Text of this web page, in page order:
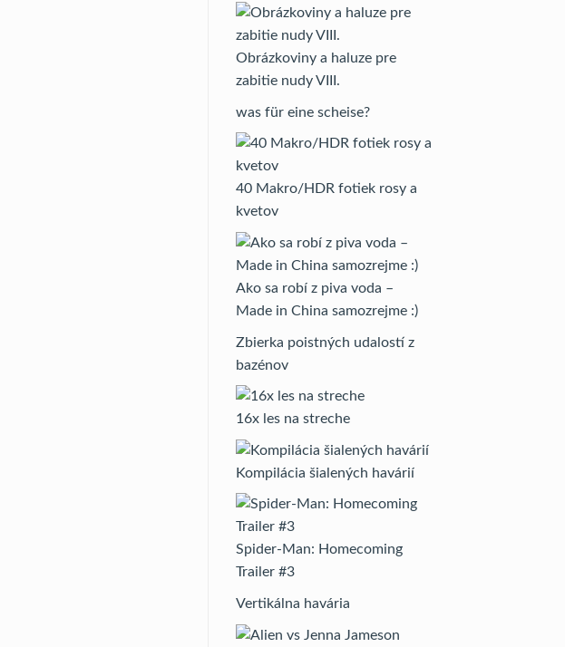
Obrázkoviny a haluze pre
zabitie nudy VIII.
was für eine scheise?
40 Makro/HDR fotiek rosy a
kvetov
Ako sa robí z piva voda –
Made in China samozrejme :)
Zbierka poistných udalostí z
bazénov
16x les na streche
Kompilácia šialených havárií
Spider-Man: Homecoming
Trailer #3
Vertikálna havária